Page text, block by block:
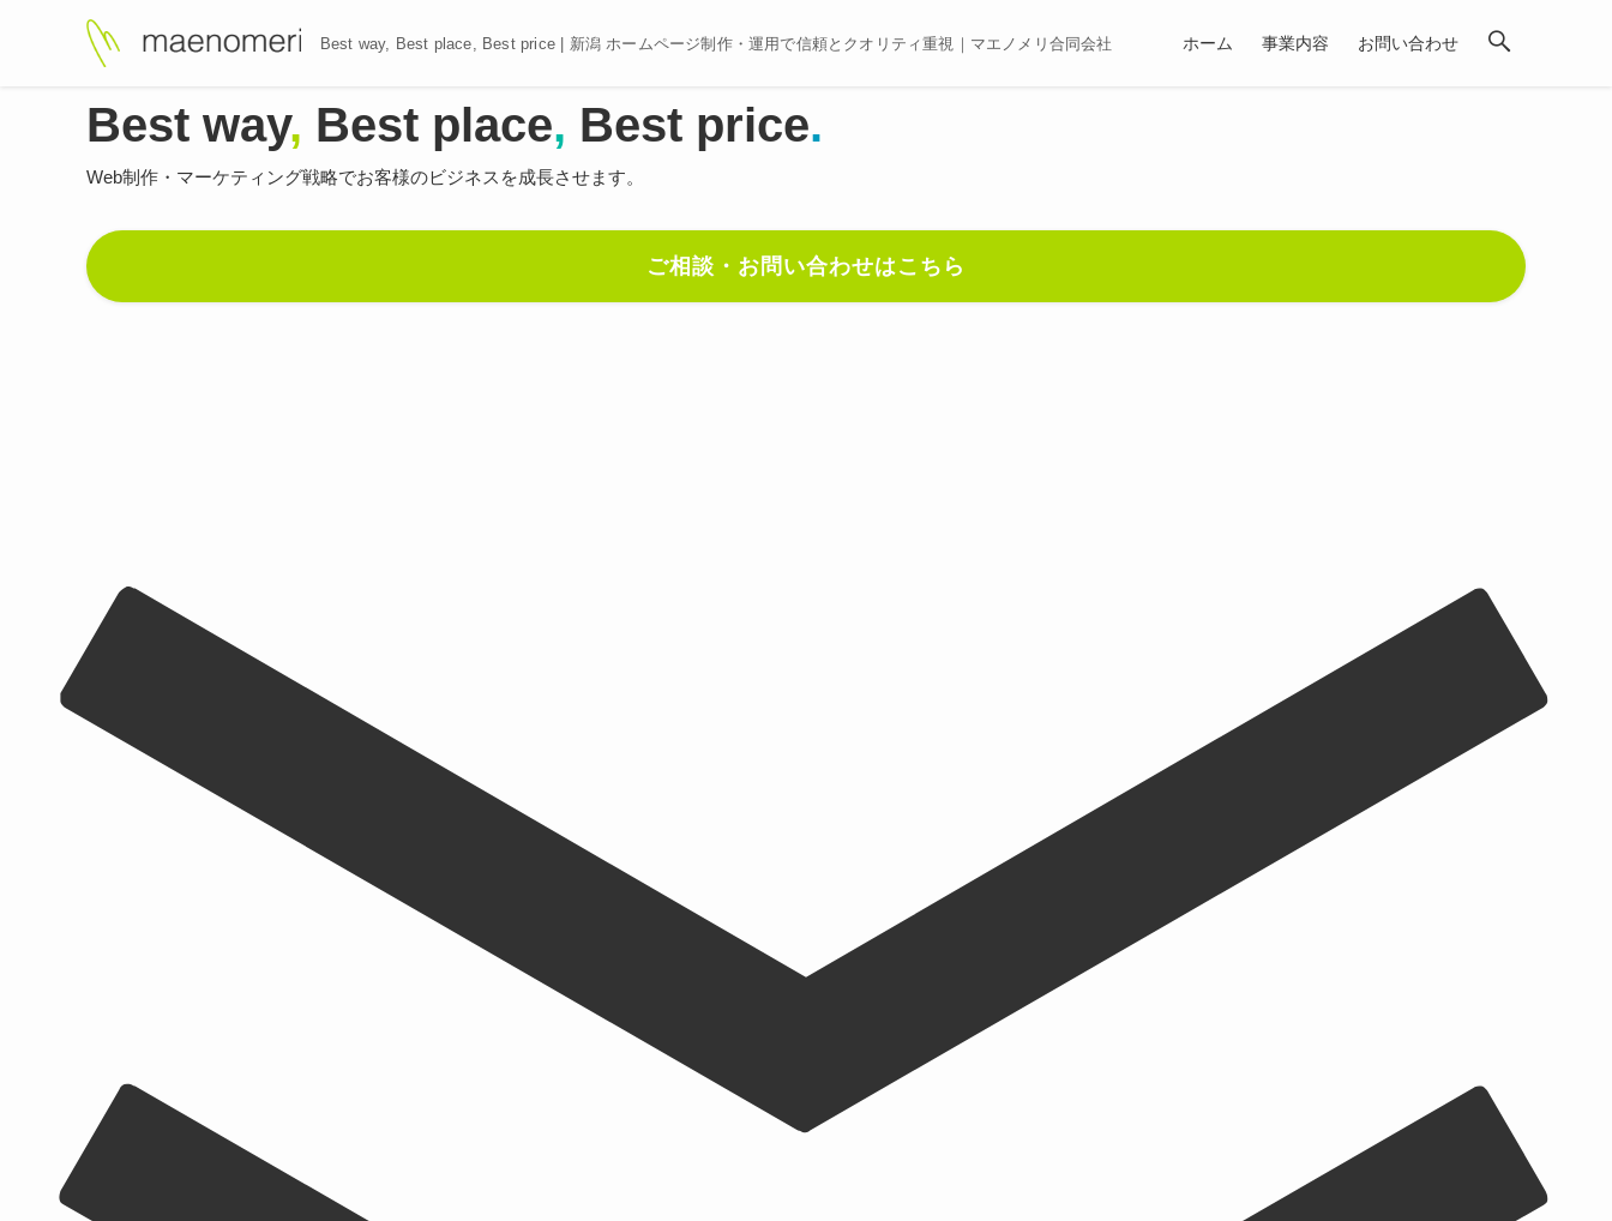
Best way, Best place, Best price | 新潟 ホームページ制作・運用で信頼とクオリティ重視｜マエノメリ合同会社 ホーム 事業内容 お問い合わせ
Best way, Best place, Best price.
Web制作・マーケティング戦略でお客様のビジネスを成長させます。
ご相談・お問い合わせはこちら